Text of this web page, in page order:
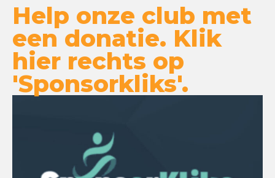
Help onze club met
een donatie. Klik
hier rechts op
'Sponsorkliks'.